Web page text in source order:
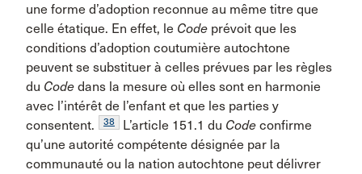
une forme d’adoption reconnue au même titre que
celle étatique. En effet, le Code prévoit que les
conditions d’adoption coutumière autochtone
peuvent se substituer à celles prévues par les règles
du Code dans la mesure où elles sont en harmonie
avec l’intérêt de l’enfant et que les parties y
consentent.
38 L’article 151.1 du Code confirme
qu’une autorité compétente désignée par la
communauté ou la nation autochtone peut délivrer